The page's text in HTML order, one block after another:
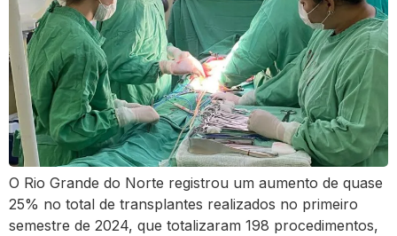
O Rio Grande do Norte registrou um aumento de quase
25% no total de transplantes realizados no primeiro
semestre de 2024, que totalizaram 198 procedimentos,